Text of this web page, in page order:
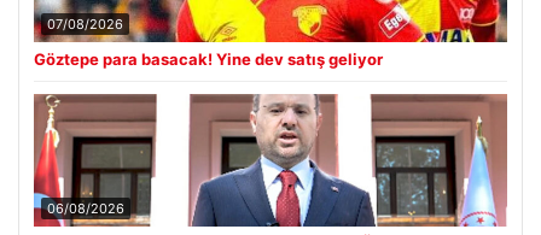
07/08/2026
Göztepe para basacak! Yine dev satış geliyor
06/08/2026